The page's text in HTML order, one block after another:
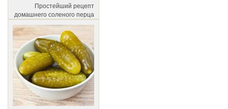
Простейший рецепт
домашнего соленого перца